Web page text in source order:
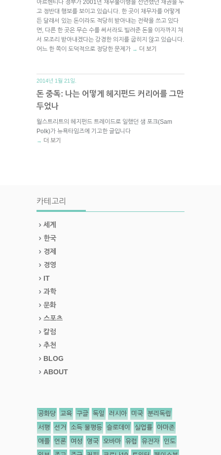
아르헨티나 정부가 2001년 채무불이행을 선언했던 채권을 두
고 정반대 행보를 보이고 있습니다. 한 곳이 채무자를 어떻게
든 달래서 있는 돈이라도 적당히 받아내는 전략을 쓰고 있다
면, 다른 한 곳은 무슨 수를 써서라도 빌려준 돈을 이자까지 쳐
서 모조리 받아내겠다는 강경한 의지를 굽히지 않고 있습니다.
어느 한 쪽이 도덕적으로 정당한 문제가 → 더 보기
2014년 1월 21일.
돈 중독: 나는 어떻게 헤지펀드 커리어를 그만
두었나
월스트리트의 헤지펀드 트레이드로 일했던 샘 포크(Sam
Polk)가 뉴욕타임즈에 기고한 글입니다
→ 더 보기
카테고리
세계
한국
경제
경영
IT
과학
문화
스포츠
칼럼
추천
BLOG
ABOUT
공화당 교육 구글 독일 러시아 미국 분리독립
서평 선거 소득 불평등 슬로데이 실업률 아마존
애플 언론 여성 영국 오바마 유럽 유전자 인도